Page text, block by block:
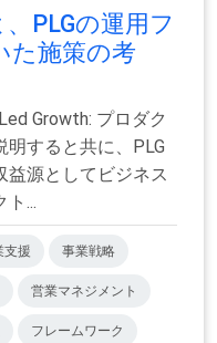
PLGの運用フ
た施策の考
Growth: プロダク
明すると共に、PLG
益源としてビジネス
...
支援 事業戦略
営業マネジメント
フレームワーク